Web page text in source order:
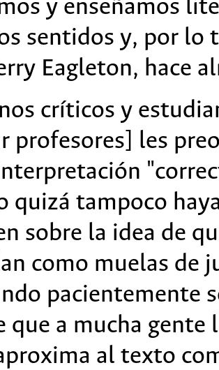
y enseñamos
sentidos y, por lo
Eagleton, hace
críticos y
profesores] les
quizá tampoco
sobre la idea de
como muelas de
pacientemente
que a mucha
al texto